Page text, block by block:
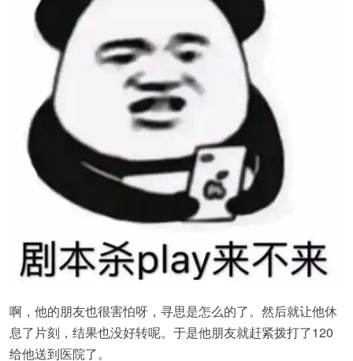
啊，他的朋友也很害怕呀，寻思是怎么的了。然后就让他休
息了片刻，结果也没好转呢。于是他朋友就赶紧拨打了120
给他送到医院了。